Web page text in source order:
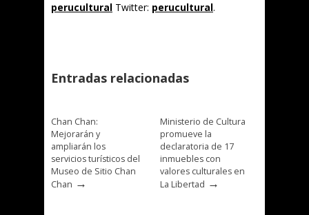
perucultural Twitter: perucultural.
Entradas relacionadas
Chan Chan:
Mejorarán y
ampliarán los
servicios turísticos del
Museo de Sitio Chan
Chan →
Ministerio de Cultura
promueve la
declaratoria de 17
inmuebles con
valores culturales en
La Libertad →